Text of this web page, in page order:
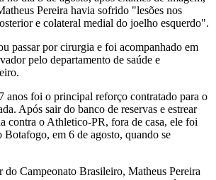
Pereira havia sofrido "lesões nos
e colateral medial do joelho esquerdo".
passar por cirurgia e foi acompanhado em
pelo departamento de saúde e
anos foi o principal reforço contratado para o
Após sair do banco de reservas e estrear
contra o Athletico-PR, fora de casa, ele foi
em 6 de agosto, quando se
Campeonato Brasileiro, Matheus Pereira